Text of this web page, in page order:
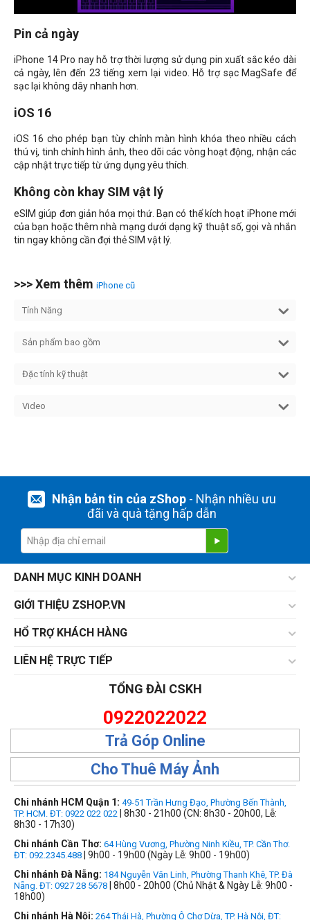
Pin cả ngày
iPhone 14 Pro nay hỗ trợ thời lượng sử dụng pin xuất sắc kéo dài
cả ngày, lên đến 23 tiếng xem lại video. Hỗ trợ sạc MagSafe để
sạc lại không dây nhanh hơn.
iOS 16
iOS 16 cho phép bạn tùy chỉnh màn hình khóa theo nhiều cách
thú vị, tinh chỉnh hình ảnh, theo dõi các vòng hoạt động, nhận các
cập nhật trực tiếp từ ứng dụng yêu thích.
Không còn khay SIM vật lý
eSIM giúp đơn giản hóa mọi thứ. Bạn có thể kích hoạt iPhone mới
của bạn hoặc thêm nhà mạng dưới dạng kỹ thuật số, gọi và nhắn
tin ngay không cần đợi thẻ SIM vật lý.
>>> Xem thêm iPhone cũ
Tính Năng
Sản phẩm bao gồm
Đặc tính kỹ thuật
Video
Nhận bản tin của zShop- Nhận nhiều ưu
đãi và quà tặng hấp dẫn
DANH MỤC KINH DOANH
GIỚI THIỆU ZSHOP.VN
HỔ TRỢ KHÁCH HÀNG
LIÊN HỆ TRỰC TIẾP
TỔNG ĐÀI CSKH
0922022022
Trả Góp Online
Cho Thuê Máy Ảnh
Chi nhánh HCM Quận 1: 49-51 Trần Hưng Đạo, Phường Bến Thành,
TP. HCM. ĐT: 0922 022 022 | 8h30 - 21h00 (CN: 8h30 - 20h00, Lễ:
8h30 - 17h30)
Chi nhánh Cần Thơ: 64 Hùng Vương, Phường Ninh Kiều, TP. Cần Thơ.
ĐT: 092.2345.488 | 9h00 - 19h00 (Ngày Lễ: 9h00 - 19h00)
Chi nhánh Đà Nẵng: 184 Nguyễn Văn Linh, Phường Thanh Khê, TP. Đà
Nẵng. ĐT: 0927 28 5678 | 8h00 - 20h00 (Chủ Nhật & Ngày Lễ: 9h00 -
18h00)
Chi nhánh Hà Nội: 264 Thái Hà, Phường Ô Chợ Dừa, TP. Hà Nội, ĐT: